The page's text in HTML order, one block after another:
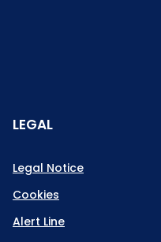
LEGAL
Legal Notice
Cookies
Alert Line